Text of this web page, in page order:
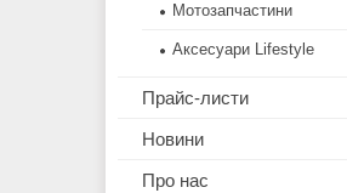
Мотозапчастини
Аксесуари Lifestyle
Прайс-листи
Новини
Про нас